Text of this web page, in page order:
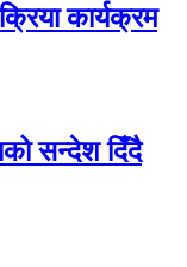
कार्यक्रम
सन्देश दिँदै